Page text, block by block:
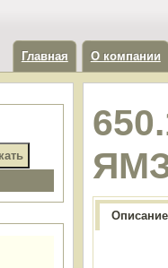
Главная О компании
Описание